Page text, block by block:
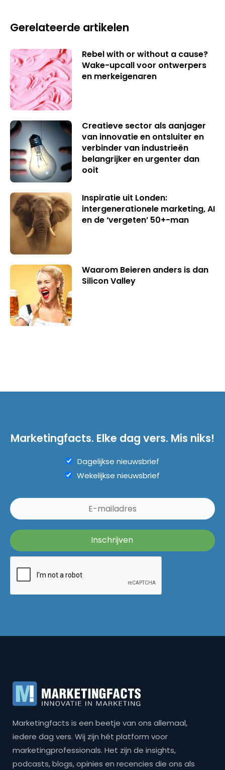
Gerelateerde artikelen
Rebel with or without a cause?
Wake-upcall voor ontwerpers
en merkeigenaren
Creatieve sector als aanjager
van innovatie en ontsluiter en
verbinder van industrieën
belangrijker en urgenter dan
ooit
Inspiratie uit Londen:
intergenerationele marketing, AI
en de ‘vergeten’ 50+-man
Waarom Beieren anders is dan
Silicon Valley
Marketingfacts. Elke dag vers. Mis niks!
Dagelijkse nieuwsbrief
Wekelijkse nieuwsbrief
Marketingfacts is een beetje van ons allemaal,
iedere dag vers. Wij zijn hét platform voor
marketingprofessionals. Het zijn de insights,
podcasts, blogs, opinies en recencies die ons als